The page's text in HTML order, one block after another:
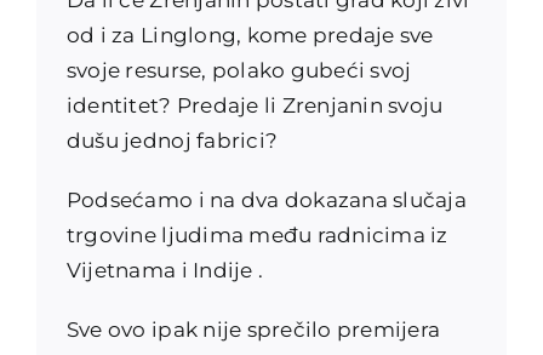
od i za Linglong, kome predaje sve
svoje resurse, polako gubeći svoj
identitet? Predaje li Zrenjanin svoju
dušu jednoj fabrici?
Podsećamo i na dva dokazana slučaja
trgovine ljudima među radnicima iz
Vijetnama i Indije .
Sve ovo ipak nije sprečilo premijera